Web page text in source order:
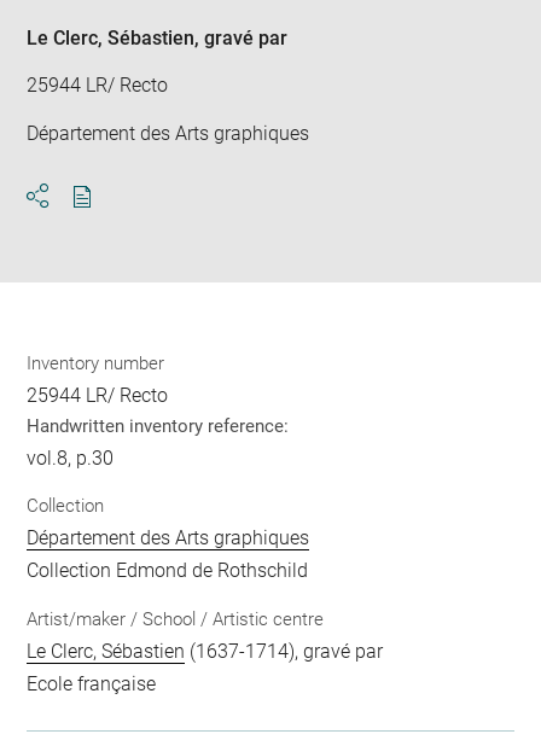
Le Clerc, Sébastien, gravé par
25944 LR/ Recto
Département des Arts graphiques
Inventory number
25944 LR/ Recto
Handwritten inventory reference:
vol.8, p.30
Collection
Département des Arts graphiques
Collection Edmond de Rothschild
Artist/maker / School / Artistic centre
Le Clerc, Sébastien (1637-1714), gravé par
Ecole française